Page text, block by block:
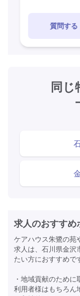
質問する
同じ
求人のおすすめ
ケアハウス朱鷺の苑
求人は、石川県金沢
たい方におすすめで
・地域貢献のために
利用者様はもちろん